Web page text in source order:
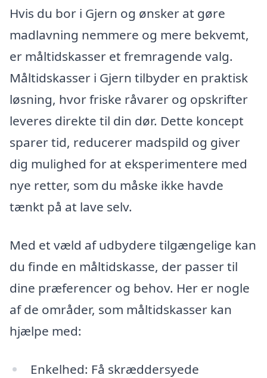
Hvis du bor i Gjern og ønsker at gøre
madlavning nemmere og mere bekvemt,
er måltidskasser et fremragende valg.
Måltidskasser i Gjern tilbyder en praktisk
løsning, hvor friske råvarer og opskrifter
leveres direkte til din dør. Dette koncept
sparer tid, reducerer madspild og giver
dig mulighed for at eksperimentere med
nye retter, som du måske ikke havde
tænkt på at lave selv.
Med et væld af udbydere tilgængelige kan
du finde en måltidskasse, der passer til
dine præferencer og behov. Her er nogle
af de områder, som måltidskasser kan
hjælpe med:
Enkelhed: Få skræddersyede